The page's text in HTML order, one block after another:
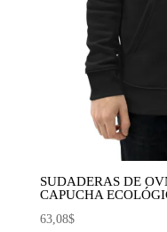
SUDADERAS DE
CAPUCHA
63,08$